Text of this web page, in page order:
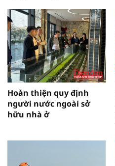
Hoàn thiện quy định
người nước ngoài sở
hữu nhà ở